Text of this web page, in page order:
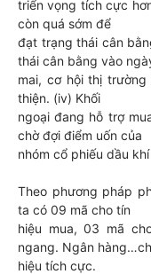
triển vọng tích cực
còn quá sớm để
đạt trạng thái cân
thái cân bằng vào
mai, cơ hội thị
thiện. (iv) Khối
ngoại đang hỗ trợ
chờ đợi điểm uốn của
nhóm cổ phiếu dầu
Theo phương pháp
ta có 09 mã cho tín
hiệu mua, 03 mã
ngang. Ngân
hiệu tích cực.